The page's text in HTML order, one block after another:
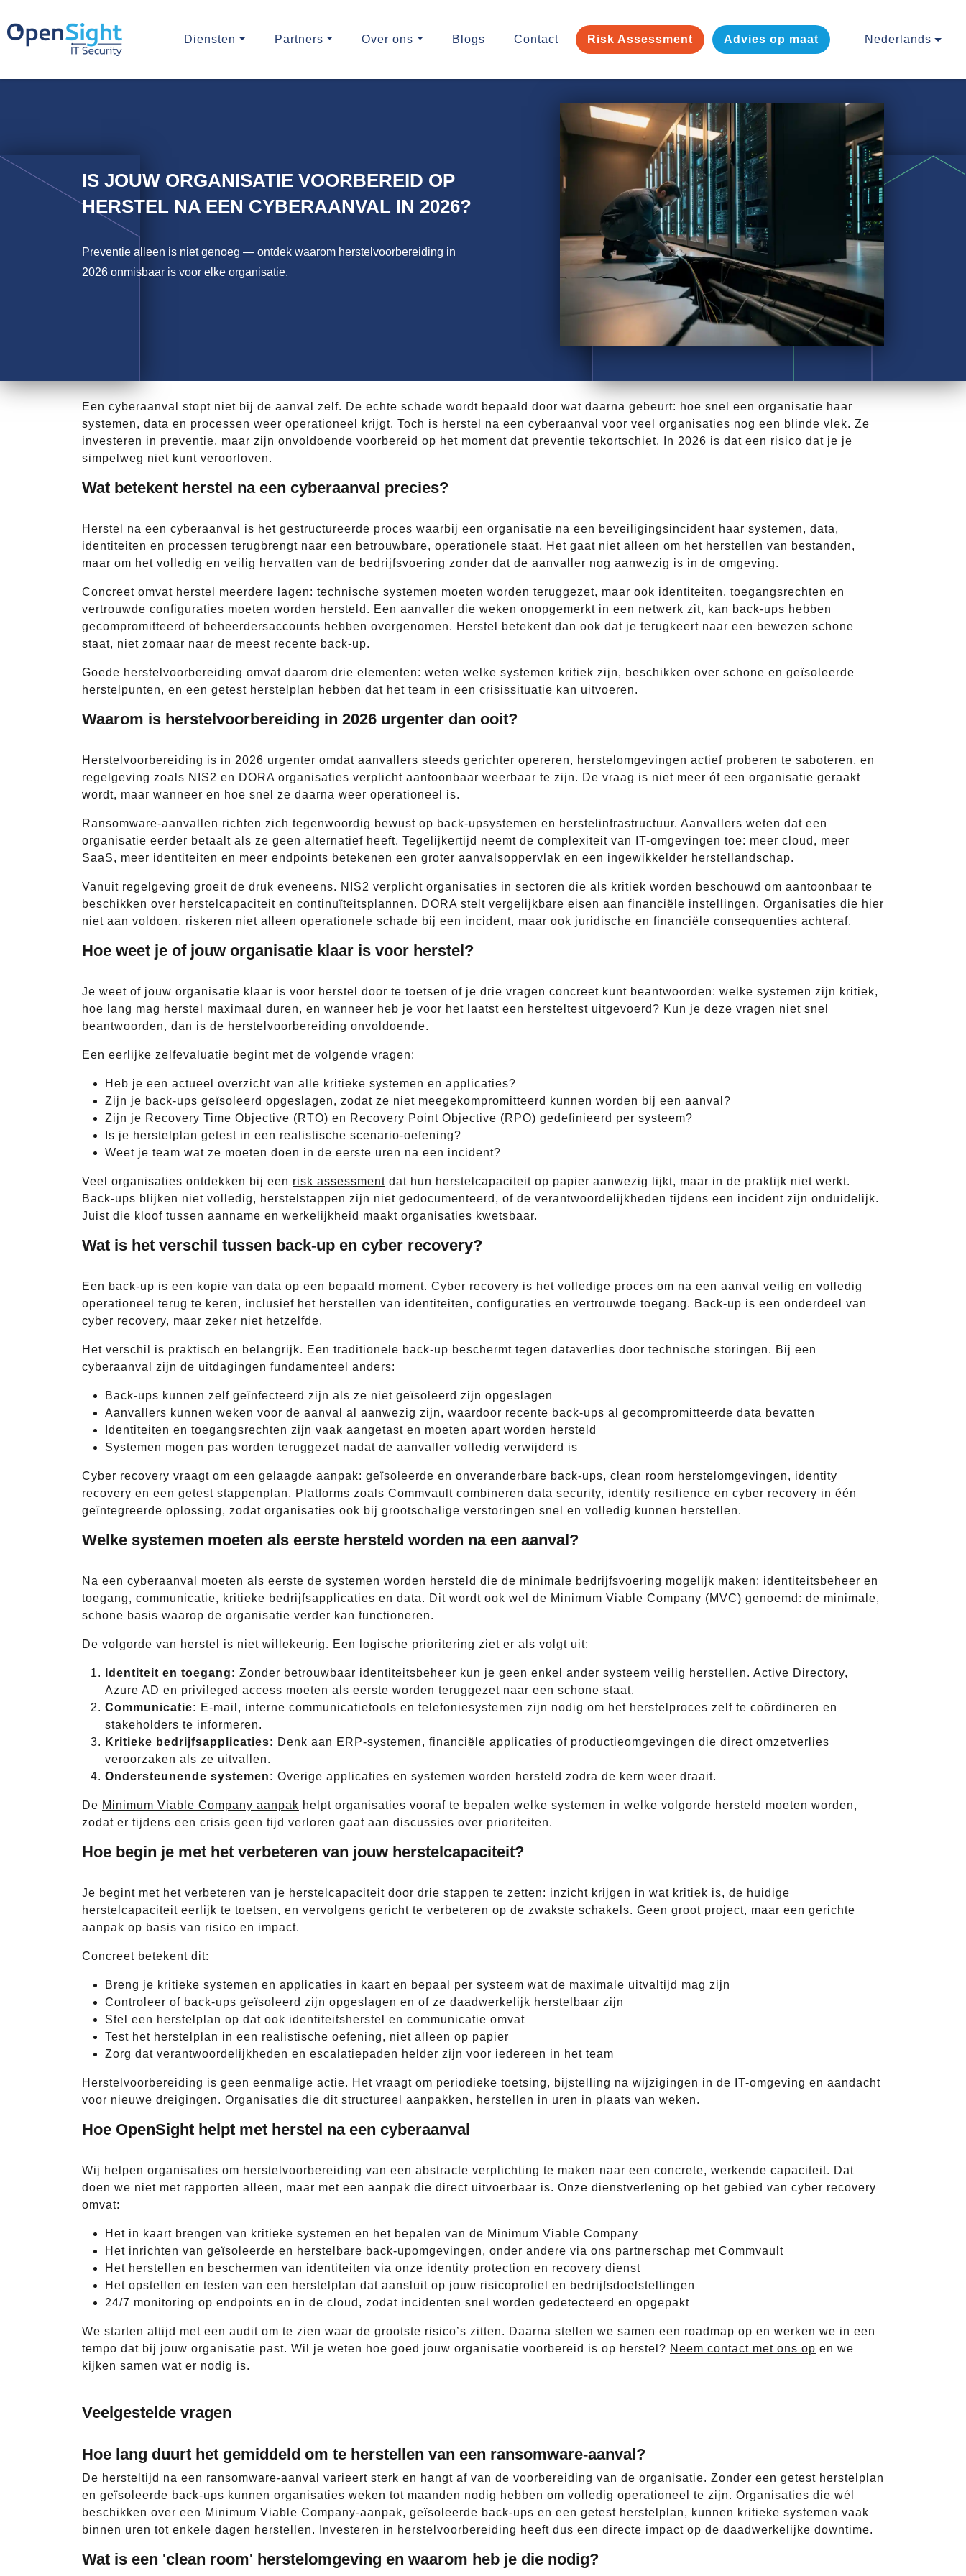
Diensten Partners Over ons Blogs Contact Risk Assessment Advies op maat Nederlands
IS JOUW ORGANISATIE VOORBEREID OP
HERSTEL NA EEN CYBERAANVAL IN 2026?
Preventie alleen is niet genoeg — ontdek waarom herstelvoorbereiding in
2026 onmisbaar is voor elke organisatie.
Een cyberaanval stopt niet bij de aanval zelf. De echte schade wordt bepaald door wat daarna gebeurt: hoe snel een organisatie haar
systemen, data en processen weer operationeel krijgt. Toch is herstel na een cyberaanval voor veel organisaties nog een blinde vlek. Ze
investeren in preventie, maar zijn onvoldoende voorbereid op het moment dat preventie tekortschiet. In 2026 is dat een risico dat je je
simpelweg niet kunt veroorloven.
Wat betekent herstel na een cyberaanval precies?
Herstel na een cyberaanval is het gestructureerde proces waarbij een organisatie na een beveiligingsincident haar systemen, data,
identiteiten en processen terugbrengt naar een betrouwbare, operationele staat. Het gaat niet alleen om het herstellen van bestanden,
maar om het volledig en veilig hervatten van de bedrijfsvoering zonder dat de aanvaller nog aanwezig is in de omgeving.
Concreet omvat herstel meerdere lagen: technische systemen moeten worden teruggezet, maar ook identiteiten, toegangsrechten en
vertrouwde configuraties moeten worden hersteld. Een aanvaller die weken onopgemerkt in een netwerk zit, kan back-ups hebben
gecompromitteerd of beheerdersaccounts hebben overgenomen. Herstel betekent dan ook dat je terugkeert naar een bewezen schone
staat, niet zomaar naar de meest recente back-up.
Goede herstelvoorbereiding omvat daarom drie elementen: weten welke systemen kritiek zijn, beschikken over schone en geïsoleerde
herstelpunten, en een getest herstelplan hebben dat het team in een crisissituatie kan uitvoeren.
Waarom is herstelvoorbereiding in 2026 urgenter dan ooit?
Herstelvoorbereiding is in 2026 urgenter omdat aanvallers steeds gerichter opereren, herstelomgevingen actief proberen te saboteren, en
regelgeving zoals NIS2 en DORA organisaties verplicht aantoonbaar weerbaar te zijn. De vraag is niet meer óf een organisatie geraakt
wordt, maar wanneer en hoe snel ze daarna weer operationeel is.
Ransomware-aanvallen richten zich tegenwoordig bewust op back-upsystemen en herstelinfrastructuur. Aanvallers weten dat een
organisatie eerder betaalt als ze geen alternatief heeft. Tegelijkertijd neemt de complexiteit van IT-omgevingen toe: meer cloud, meer
SaaS, meer identiteiten en meer endpoints betekenen een groter aanvalsoppervlak en een ingewikkelder herstellandschap.
Vanuit regelgeving groeit de druk eveneens. NIS2 verplicht organisaties in sectoren die als kritiek worden beschouwd om aantoonbaar te
beschikken over herstelcapaciteit en continuïteitsplannen. DORA stelt vergelijkbare eisen aan financiële instellingen. Organisaties die hier
niet aan voldoen, riskeren niet alleen operationele schade bij een incident, maar ook juridische en financiële consequenties achteraf.
Hoe weet je of jouw organisatie klaar is voor herstel?
Je weet of jouw organisatie klaar is voor herstel door te toetsen of je drie vragen concreet kunt beantwoorden: welke systemen zijn kritiek,
hoe lang mag herstel maximaal duren, en wanneer heb je voor het laatst een hersteltest uitgevoerd? Kun je deze vragen niet snel
beantwoorden, dan is de herstelvoorbereiding onvoldoende.
Een eerlijke zelfevaluatie begint met de volgende vragen:
Heb je een actueel overzicht van alle kritieke systemen en applicaties?
Zijn je back-ups geïsoleerd opgeslagen, zodat ze niet meegekompromitteerd kunnen worden bij een aanval?
Zijn je Recovery Time Objective (RTO) en Recovery Point Objective (RPO) gedefinieerd per systeem?
Is je herstelplan getest in een realistische scenario-oefening?
Weet je team wat ze moeten doen in de eerste uren na een incident?
Veel organisaties ontdekken bij een risk assessment dat hun herstelcapaciteit op papier aanwezig lijkt, maar in de praktijk niet werkt.
Back-ups blijken niet volledig, herstelstappen zijn niet gedocumenteerd, of de verantwoordelijkheden tijdens een incident zijn onduidelijk.
Juist die kloof tussen aanname en werkelijkheid maakt organisaties kwetsbaar.
Wat is het verschil tussen back-up en cyber recovery?
Een back-up is een kopie van data op een bepaald moment. Cyber recovery is het volledige proces om na een aanval veilig en volledig
operationeel terug te keren, inclusief het herstellen van identiteiten, configuraties en vertrouwde toegang. Back-up is een onderdeel van
cyber recovery, maar zeker niet hetzelfde.
Het verschil is praktisch en belangrijk. Een traditionele back-up beschermt tegen dataverlies door technische storingen. Bij een
cyberaanval zijn de uitdagingen fundamenteel anders:
Back-ups kunnen zelf geïnfecteerd zijn als ze niet geïsoleerd zijn opgeslagen
Aanvallers kunnen weken voor de aanval al aanwezig zijn, waardoor recente back-ups al gecompromitteerde data bevatten
Identiteiten en toegangsrechten zijn vaak aangetast en moeten apart worden hersteld
Systemen mogen pas worden teruggezet nadat de aanvaller volledig verwijderd is
Cyber recovery vraagt om een gelaagde aanpak: geïsoleerde en onveranderbare back-ups, clean room herstelomgevingen, identity
recovery en een getest stappenplan. Platforms zoals Commvault combineren data security, identity resilience en cyber recovery in één
geïntegreerde oplossing, zodat organisaties ook bij grootschalige verstoringen snel en volledig kunnen herstellen.
Welke systemen moeten als eerste hersteld worden na een aanval?
Na een cyberaanval moeten als eerste de systemen worden hersteld die de minimale bedrijfsvoering mogelijk maken: identiteitsbeheer en
toegang, communicatie, kritieke bedrijfsapplicaties en data. Dit wordt ook wel de Minimum Viable Company (MVC) genoemd: de minimale,
schone basis waarop de organisatie verder kan functioneren.
De volgorde van herstel is niet willekeurig. Een logische prioritering ziet er als volgt uit:
Identiteit en toegang: Zonder betrouwbaar identiteitsbeheer kun je geen enkel ander systeem veilig herstellen. Active Directory,
Azure AD en privileged access moeten als eerste worden teruggezet naar een schone staat.
Communicatie: E-mail, interne communicatietools en telefoniesystemen zijn nodig om het herstelproces zelf te coördineren en
stakeholders te informeren.
Kritieke bedrijfsapplicaties: Denk aan ERP-systemen, financiële applicaties of productieomgevingen die direct omzetverlies
veroorzaken als ze uitvallen.
Ondersteunende systemen: Overige applicaties en systemen worden hersteld zodra de kern weer draait.
De Minimum Viable Company aanpak helpt organisaties vooraf te bepalen welke systemen in welke volgorde hersteld moeten worden,
zodat er tijdens een crisis geen tijd verloren gaat aan discussies over prioriteiten.
Hoe begin je met het verbeteren van jouw herstelcapaciteit?
Je begint met het verbeteren van je herstelcapaciteit door drie stappen te zetten: inzicht krijgen in wat kritiek is, de huidige
herstelcapaciteit eerlijk te toetsen, en vervolgens gericht te verbeteren op de zwakste schakels. Geen groot project, maar een gerichte
aanpak op basis van risico en impact.
Concreet betekent dit:
Breng je kritieke systemen en applicaties in kaart en bepaal per systeem wat de maximale uitvaltijd mag zijn
Controleer of back-ups geïsoleerd zijn opgeslagen en of ze daadwerkelijk herstelbaar zijn
Stel een herstelplan op dat ook identiteitsherstel en communicatie omvat
Test het herstelplan in een realistische oefening, niet alleen op papier
Zorg dat verantwoordelijkheden en escalatiepaden helder zijn voor iedereen in het team
Herstelvoorbereiding is geen eenmalige actie. Het vraagt om periodieke toetsing, bijstelling na wijzigingen in de IT-omgeving en aandacht
voor nieuwe dreigingen. Organisaties die dit structureel aanpakken, herstellen in uren in plaats van weken.
Hoe OpenSight helpt met herstel na een cyberaanval
Wij helpen organisaties om herstelvoorbereiding van een abstracte verplichting te maken naar een concrete, werkende capaciteit. Dat
doen we niet met rapporten alleen, maar met een aanpak die direct uitvoerbaar is. Onze dienstverlening op het gebied van cyber recovery
omvat:
Het in kaart brengen van kritieke systemen en het bepalen van de Minimum Viable Company
Het inrichten van geïsoleerde en herstelbare back-upomgevingen, onder andere via ons partnerschap met Commvault
Het herstellen en beschermen van identiteiten via onze identity protection en recovery dienst
Het opstellen en testen van een herstelplan dat aansluit op jouw risicoprofiel en bedrijfsdoelstellingen
24/7 monitoring op endpoints en in de cloud, zodat incidenten snel worden gedetecteerd en opgepakt
We starten altijd met een audit om te zien waar de grootste risico’s zitten. Daarna stellen we samen een roadmap op en werken we in een
tempo dat bij jouw organisatie past. Wil je weten hoe goed jouw organisatie voorbereid is op herstel? Neem contact met ons op en we
kijken samen wat er nodig is.
Veelgestelde vragen
Hoe lang duurt het gemiddeld om te herstellen van een ransomware-aanval?
De hersteltijd na een ransomware-aanval varieert sterk en hangt af van de voorbereiding van de organisatie. Zonder een getest herstelplan
en geïsoleerde back-ups kunnen organisaties weken tot maanden nodig hebben om volledig operationeel te zijn. Organisaties die wél
beschikken over een Minimum Viable Company-aanpak, geïsoleerde back-ups en een getest herstelplan, kunnen kritieke systemen vaak
binnen uren tot enkele dagen herstellen. Investeren in herstelvoorbereiding heeft dus een directe impact op de daadwerkelijke downtime.
Wat is een 'clean room' herstelomgeving en waarom heb je die nodig?